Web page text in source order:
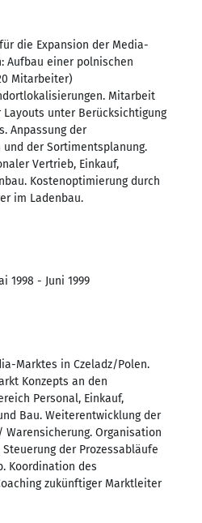
die Expansion der Media-
Aufbau einer polnischen
Mitarbeiter)
Mitarbeit
Layouts unter Berücksichtigung
Anpassung der
der Sortimentsplanung.
Vertrieb, Einkauf,
Kostenoptimierung durch
im Ladenbau.
1998 - Juni 1999
Marktes in Czeladz/Polen.
Konzepts an den
Personal, Einkauf,
Bau. Weiterentwicklung der
Organisation
der Prozessabläufe
Koordination des
zukünftiger Marktleiter